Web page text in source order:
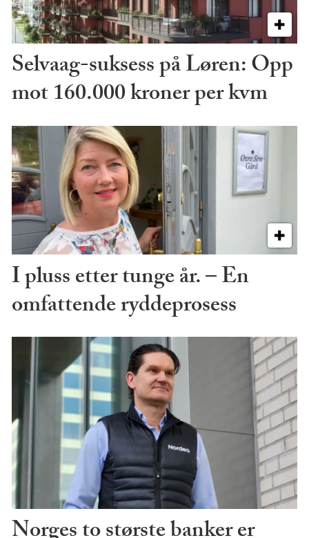
Selvaag-suksess på Løren: Opp
mot 160.000 kroner per kvm
I pluss etter tunge år. – En
omfattende ryddeprosess